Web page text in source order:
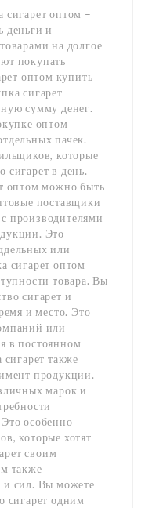
сигарет оптом –
деньги и
на долгое
покупать
оптом купить
сигарет
сумму денег.
оптом
пачек.
которые
сигарет в день.
оптом можно быть
поставщики
производителями
Это
или
сигарет оптом
товара. Вы
сигарет и
и место. Это
или
в постоянном
сигарет также
продукции.
марок и
особенно
которые хотят
своим
также
и сил. Вы можете
сигарет одним